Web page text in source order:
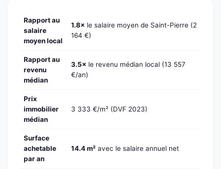
Rapport au
salaire
moyen local
1.8× le salaire moyen de Saint-Pierre (2
164 €)
Rapport au
revenu
médian
3.5× le revenu médian local (13 557
€/an)
Prix
immobilier
médian
3 333 €/m² (DVF 2023)
Surface
achetable
par an
14.4 m² avec le salaire annuel net